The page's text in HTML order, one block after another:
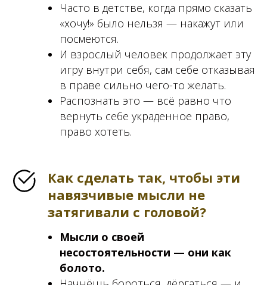
Часто в детстве, когда прямо сказать
«хочу!» было нельзя — накажут или
посмеются.
И взрослый человек продолжает эту
игру внутри себя, сам себе отказывая
в праве сильно чего-то желать.
Распознать это — всё равно что
вернуть себе украденное право,
право хотеть.
Как сделать так, чтобы эти
навязчивые мысли не
затягивали с головой?
Мысли о своей
несостоятельности — они как
болото.